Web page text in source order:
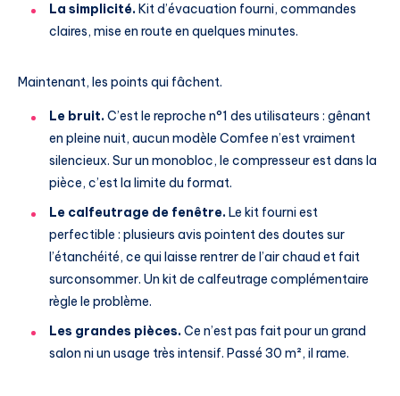
La simplicité.Kit d’évacuation fourni, commandes
claires, mise en route en quelques minutes.
Maintenant, les points qui fâchent.
Le bruit.C’est le reproche n°1 des utilisateurs : gênant
en pleine nuit, aucun modèle Comfee n’est vraiment
silencieux. Sur un monobloc, le compresseur est dans la
pièce, c’est la limite du format.
Le calfeutrage de fenêtre.Le kit fourni est
perfectible : plusieurs avis pointent des doutes sur
l’étanchéité, ce qui laisse rentrer de l’air chaud et fait
surconsommer. Un kit de calfeutrage complémentaire
règle le problème.
Les grandes pièces.Ce n’est pas fait pour un grand
salon ni un usage très intensif. Passé 30 m², il rame.